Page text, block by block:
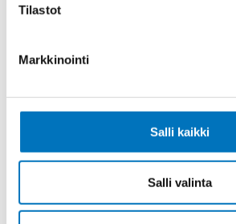
Tilastot
Markkinointi
Salli kaikki
Salli valinta
Kaapelille Mm
Tiiviste
Nema Luokka